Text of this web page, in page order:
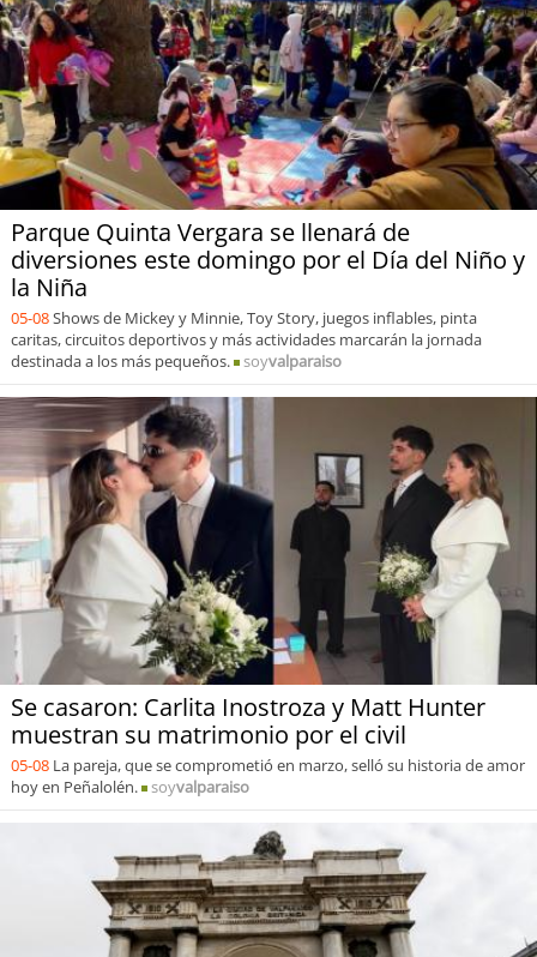
Parque Quinta Vergara se llenará de
diversiones este domingo por el Día del Niño y
la Niña
05-08Shows de Mickey y Minnie, Toy Story, juegos inflables, pinta
caritas, circuitos deportivos y más actividades marcarán la jornada
destinada a los más pequeños.
soyvalparaiso
Se casaron: Carlita Inostroza y Matt Hunter
muestran su matrimonio por el civil
05-08 La pareja, que se comprometió en marzo, selló su historia de amor
hoy en Peñalolén.
soyvalparaiso